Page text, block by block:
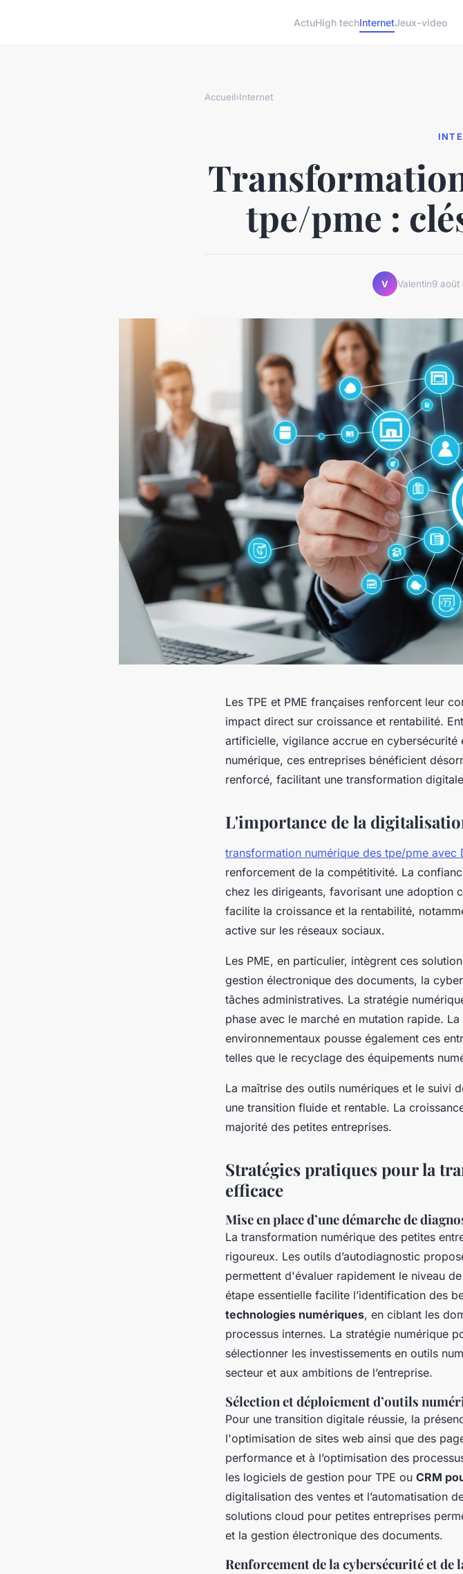
ActuHigh techInternetJeux-video
Accueil›Internet
tpe/pme :
V Valentin9 août
Les TPE et PME françaises renforcent leur
impact direct sur croissance et rentabilité.
artificielle, vigilance accrue en
numérique, ces entreprises bénéficient
renforcé, facilitant une transformation
L'importance de la
transformation numérique des tpe/pme avec
renforcement de la compétitivité. La
chez les dirigeants, favorisant une adoption
facilite la croissance et la rentabilité,
active sur les réseaux sociaux.
Les PME, en particulier, intègrent ces
gestion électronique des documents, la
tâches administratives. La stratégie
phase avec le marché en mutation rapide.
environnementaux pousse également ces
telles que le recyclage des équipements
La maîtrise des outils numériques et le suivi
une transition fluide et rentable. La
majorité des petites entreprises.
Stratégies pratiques pour la
efficace
Mise en place d’une démarche de
La transformation numérique des petites
rigoureux. Les outils d’autodiagnostic
permettent d'évaluer rapidement le niveau
étape essentielle facilite l’identification des
technologies numériques, en ciblant les
processus internes. La stratégie numérique
sélectionner les investissements en outils
secteur et aux ambitions de l’entreprise.
Sélection et déploiement d’outils
Pour une transition digitale réussie, la
l'optimisation de sites web ainsi que des
performance et à l’optimisation des
les logiciels de gestion pour TPE ou CRM
digitalisation des ventes et l’automatisation
solutions cloud pour petites entreprises
et la gestion électronique des documents.
Renforcement de la cybersécurité et de